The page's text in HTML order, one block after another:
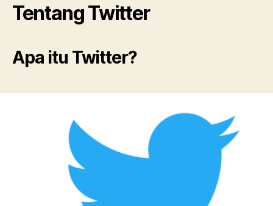
Tentang Twitter
Apa itu Twitter?